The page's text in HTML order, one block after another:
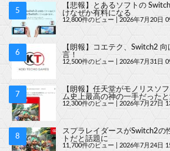
【悲報】とあるソフトの
けなぜか有料になる
12,800件のビュー 2026年7月20日
【朗報】コエテク、Switch2
言！
12,500件のビュー 2026年7月31日
【朗報】任天堂がモノリスソ
ム史上最高の神の一手だった
12,300件のビュー 2026年7月27日
スプラレイダースがSwitch2の
トだと話題に
11,700件のビュー 2026年7月24日